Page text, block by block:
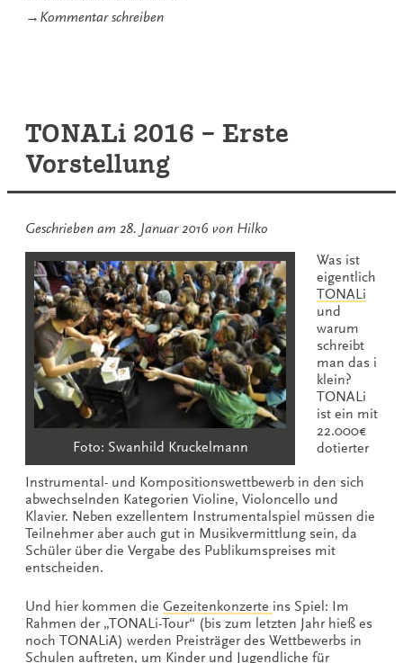
Konzert“
→ Kommentar schreibenzu
beim
Trio-
Konzert
TONALi 2016 – Erste
Vorstellung
Geschrieben am 28. Januar 2016 von Hilko
Foto: Swanhild Kruckelmann
Was ist
eigentlich
TONALi
und
warum
schreibt
man das i
klein?
TONALi
ist ein mit
22.000€
dotierter
Instrumental- und Kompositionswettbewerb in den sich
abwechselnden Kategorien Violine, Violoncello und
Klavier. Neben exzellentem Instrumentalspiel müssen die
Teilnehmer aber auch gut in Musikvermittlung sein, da
Schüler über die Vergabe des Publikumspreises mit
entscheiden.
Und hier kommen die Gezeitenkonzerte ins Spiel: Im
Rahmen der „TONALi-Tour“ (bis zum letzten Jahr hieß es
noch TONALiA) werden Preisträger des Wettbewerbs in
Schulen auftreten, um Kinder und Jugendliche für